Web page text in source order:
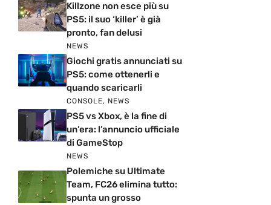
Killzone non esce più su
PS5: il suo ‘killer’ è già
pronto, fan delusi
NEWS
Giochi gratis annunciati su
PS5: come ottenerli e
quando scaricarli
CONSOLE, NEWS
PS5 vs Xbox, è la fine di
un’era: l’annuncio ufficiale
di GameStop
NEWS
Polemiche su Ultimate
Team, FC26 elimina tutto:
spunta un grosso